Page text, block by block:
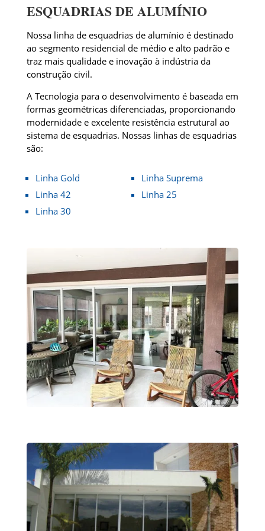
ESQUADRIAS DE ALUMÍNIO
Nossa linha de esquadrias de alumínio é destinado
ao segmento residencial de médio e alto padrão e
traz mais qualidade e inovação à indústria da
construção civil.
A Tecnologia para o desenvolvimento é baseada em
formas geométricas diferenciadas, proporcionando
modernidade e excelente resistência estrutural ao
sistema de esquadrias. Nossas linhas de esquadrias
são:
Linha Gold
Linha 42
Linha 30
Linha Suprema
Linha 25